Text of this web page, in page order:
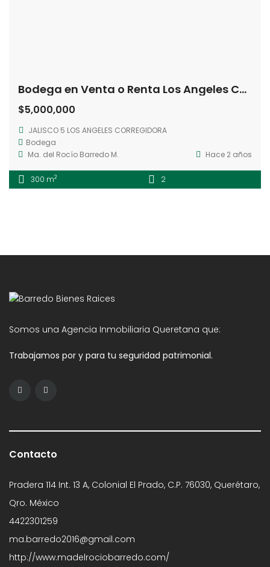
Bodega en Venta o Renta Los Angeles Corregidora Querétaro
$5,000,000
JALISCO 5 LOS ANGELES CORREGIDORA
Bodega
Ma. del Rocío Barredo M.
Hace 2 años
300 m2 2
Somos una Agencia Inmobiliaria Queretana que:
Trabajamos por y para tu seguridad patrimonial.
Contacto
Pradera 114 Int. 13 A, Colonial El Prado, C.P. 76030, Querétaro,
Qro. México
4422301259
ma.barredo2016@gmail.com
http://www.madelrociobarredo.com/